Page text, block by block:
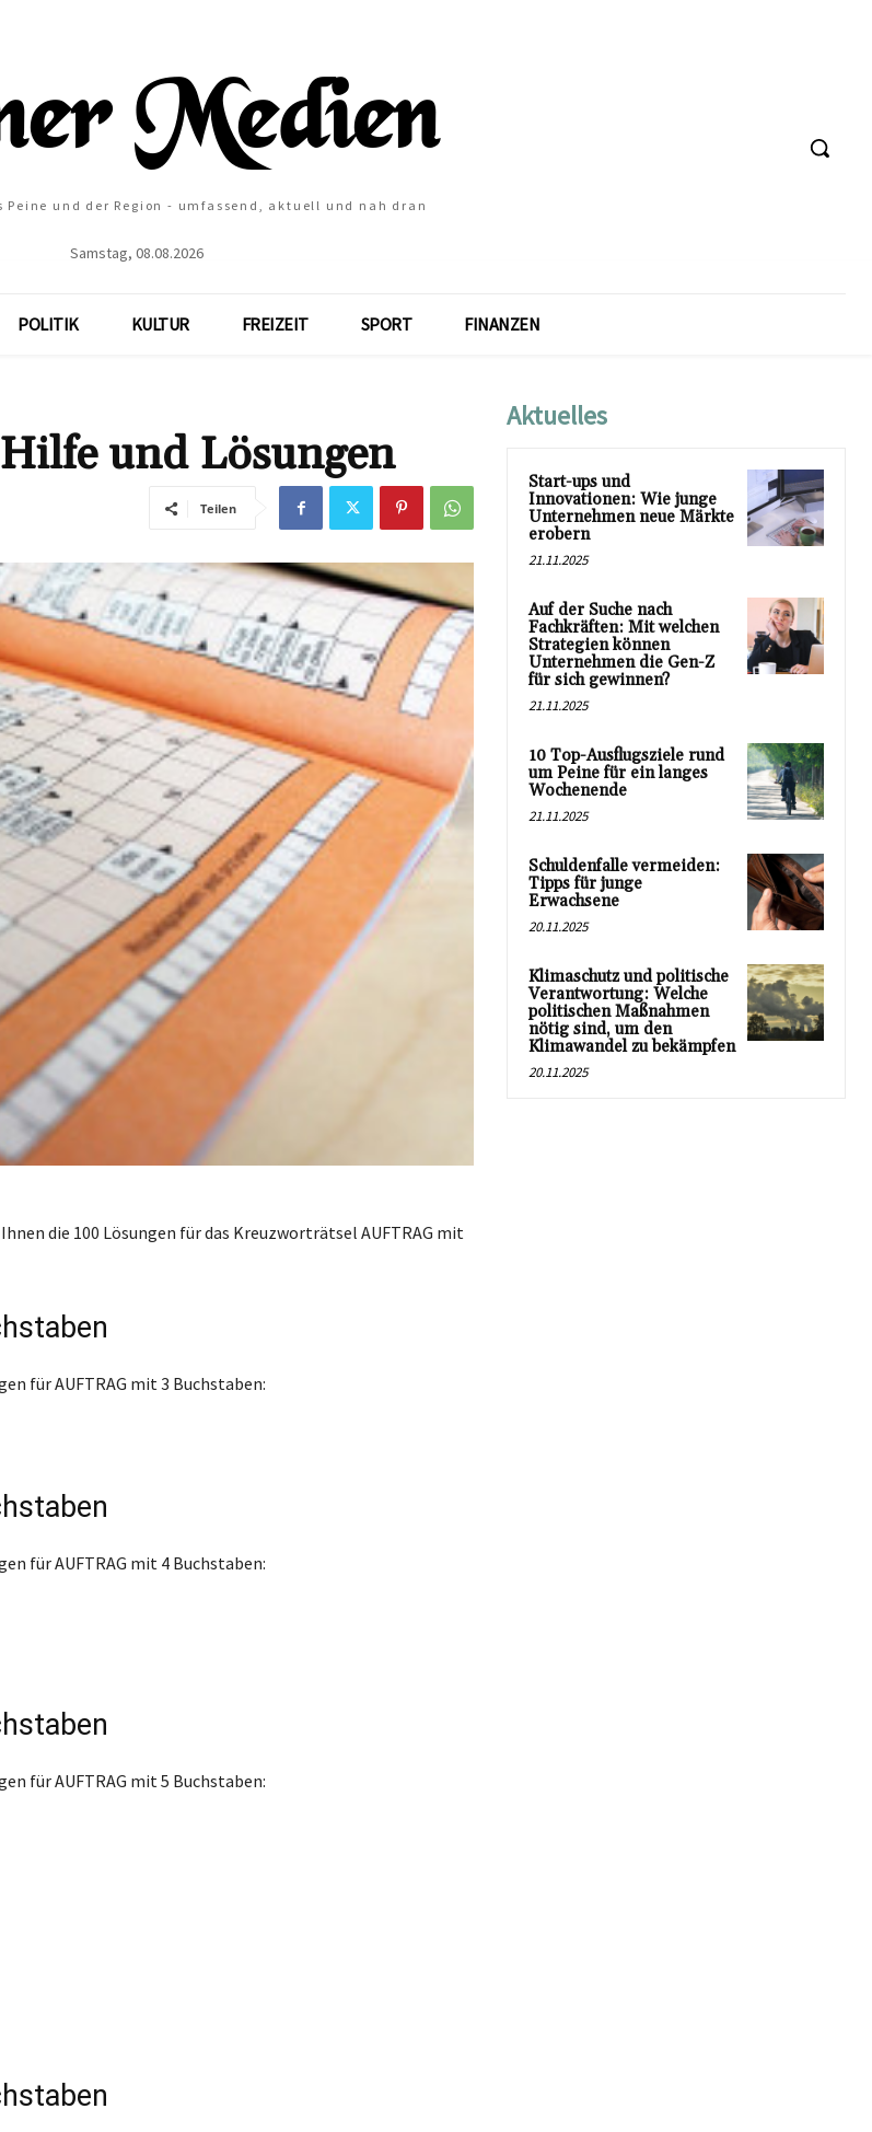
und der Region - umfassend, aktuell und nah dran
Samstag, 08.08.2026
POLITIK KULTUR FREIZEIT SPORT FINANZEN
und Lösungen
Teilen
die 100 Lösungen für das Kreuzworträtsel AUFTRAG mit
für AUFTRAG mit 3 Buchstaben:
für AUFTRAG mit 4 Buchstaben:
für AUFTRAG mit 5 Buchstaben:
Aktuelles
Start-ups und
Innovationen: Wie junge
Unternehmen neue Märkte
erobern
21.11.2025
Auf der Suche nach
Fachkräften: Mit welchen
Strategien können
Unternehmen die Gen-Z
für sich gewinnen?
21.11.2025
10 Top-Ausflugsziele rund
um Peine für ein langes
Wochenende
21.11.2025
Schuldenfalle vermeiden:
Tipps für junge
Erwachsene
20.11.2025
Klimaschutz und politische
Verantwortung: Welche
politischen Maßnahmen
nötig sind, um den
Klimawandel zu bekämpfen
20.11.2025